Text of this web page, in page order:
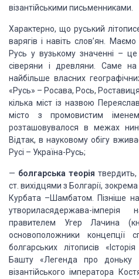
візантійськими письменниками.
Характерно, що руський
варягів і навіть слов’ян.
Русь у вузькому значенні –
сіверяни і древляни.
Саме на
найбільше власних
«Русь» – Росава, Рось,
кілька міст із назвою
місто з промовистим
розташовувалося в межах
Відтак, в науковому обігу
Русі – Україна-Русь;
— болгарська теорія
ст. вихідцями з Болгарії,
Курбата –Шамбатом. Пізніше
утвориласядержава-
правителем Угер Лачина
основоположники концепції
болгарських літописів
Башту «Легенда про доньку
візантійського імператора